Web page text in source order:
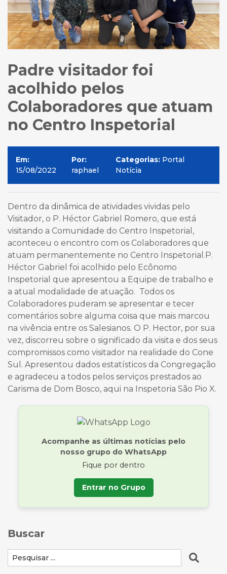
Padre visitador foi
acolhido pelos
Colaboradores que atuam
no Centro Inspetorial
Em:
15/08/2022
Por:
raphael
Categorias: Portal
Notícia
Dentro da dinâmica de atividades vividas pelo
Visitador, o P. Héctor Gabriel Romero, que está
visitando a Comunidade do Centro Inspetorial,
aconteceu o encontro com os Colaboradores que
atuam permanentemente no Centro Inspetorial.P.
Héctor Gabriel foi acolhido pelo Ecônomo
Inspetorial que apresentou a Equipe de trabalho e
a atual modalidade de atuação. Todos os
Colaboradores puderam se apresentar e tecer
comentários sobre alguma coisa que mais marcou
na vivência entre os Salesianos. O P. Hector, por sua
vez, discorreu sobre o significado da visita e dos seus
compromissos como visitador na realidade do Cone
Sul. Apresentou dados estatísticos da Congregação
e agradeceu a todos pelos serviços prestados ao
Carisma de Dom Bosco, aqui na Inspetoria São Pio X.
Acompanhe as últimas notícias pelo
nosso grupo do WhatsApp
Fique por dentro
Entrar no Grupo
Buscar